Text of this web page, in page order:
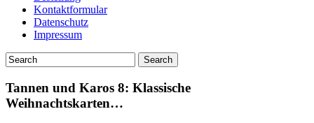
Kontaktformular
Datenschutz
Impressum
Tannen und Karos 8: Klassische
Weihnachtskarten…